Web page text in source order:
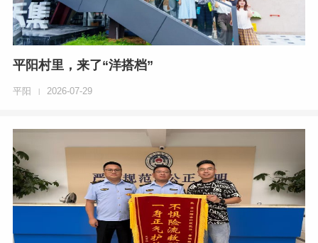
平阳村里，来了“洋搭档”
平阳 | 2026-07-29